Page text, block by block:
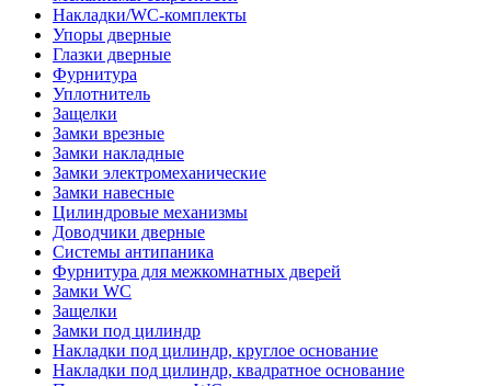
Накладки/WC-комплекты
Упоры дверные
Глазки дверные
Фурнитура
Уплотнитель
Защелки
Замки врезные
Замки накладные
Замки электромеханические
Замки навесные
Цилиндровые механизмы
Доводчики дверные
Системы антипаника
Фурнитура для межкомнатных дверей
Замки WC
Защелки
Замки под цилиндр
Накладки под цилиндр, круглое основание
Накладки под цилиндр, квадратное основание